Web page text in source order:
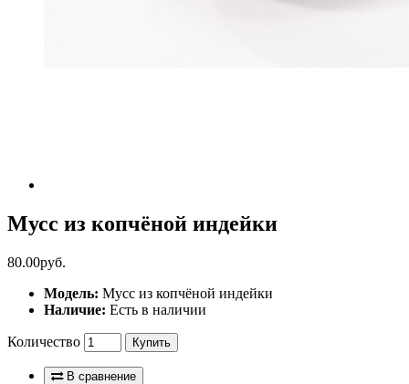
Мусс из копчёной индейки
80.00руб.
Модель: Мусс из копчёной индейки
Наличие: Есть в наличии
Количество Купить
В сравнение